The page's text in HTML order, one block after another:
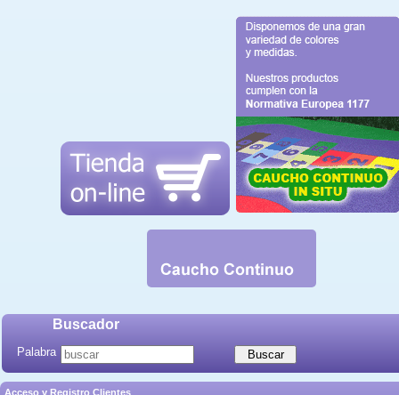
Buscador
Palabra
Acceso y Registro Clientes